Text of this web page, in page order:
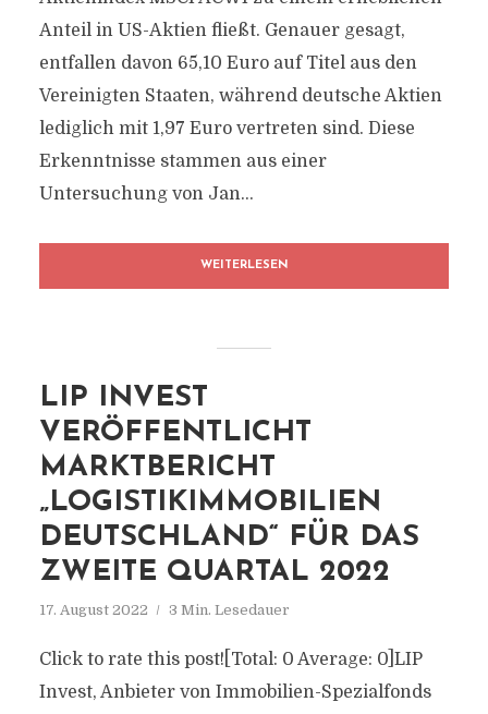
Anteil in US-Aktien fließt. Genauer gesagt,
entfallen davon 65,10 Euro auf Titel aus den
Vereinigten Staaten, während deutsche Aktien
lediglich mit 1,97 Euro vertreten sind. Diese
Erkenntnisse stammen aus einer
Untersuchung von Jan...
WEITERLESEN
LIP INVEST
VERÖFFENTLICHT
MARKTBERICHT
„LOGISTIKIMMOBILIEN
DEUTSCHLAND“ FÜR DAS
ZWEITE QUARTAL 2022
17. August 2022 3 Min. Lesedauer
Click to rate this post![Total: 0 Average: 0]LIP
Invest, Anbieter von Immobilien-Spezialfonds